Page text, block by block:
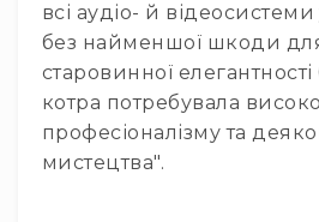
всі аудіо- й
без найменшої шкоди для
старовинної
котра потребувала
професіоналізму та
мистецтва".